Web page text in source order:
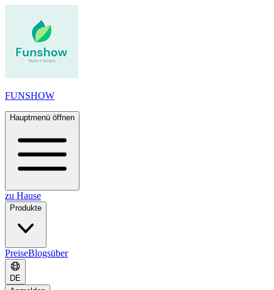
FUNSHOW
Hauptmenü öffnen
zu Hause
Produkte
PreiseBlogsüber
DE